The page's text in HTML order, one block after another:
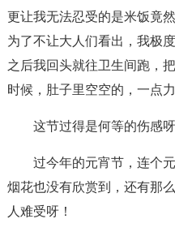
更让我无法忍受的是米饭竟
为了不让大人们看出，我极
之后我回头就往卫生间跑，
时候，肚子里空空的，一点
这节过得是何等的伤感呀
过今年的元宵节，连个
烟花也没有欣赏到，还有那
人难受呀！